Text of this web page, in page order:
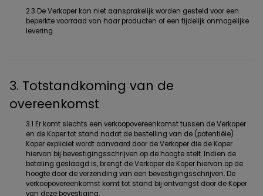
2.3 De Verkoper kan niet aansprakelijk worden gesteld voor een
beperkte voorraad van haar producten of een tijdelijk onmogelijke
levering.
3. Totstandkoming van de
overeenkomst
3.1 Er komt slechts een verkoopovereenkomst tussen de Verkoper
en de Koper tot stand nadat de bestelling van de (potentiële)
Koper expliciet wordt aanvaard door de Verkoper die de Koper
hiervan bij bevestigingsschrijven op de hoogte stelt. Indien de
betaling geslaagd is, brengt de Verkoper de Koper hiervan op de
hoogte door de verzending van een bevestigingsschrijven. De
verkoopovereenkomst komt tot stand bij ontvangst door de Koper
van deze bevestiging.